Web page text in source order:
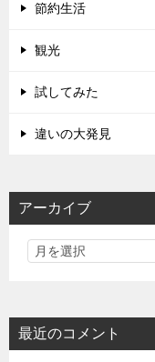
節約生活
観光
試してみた
違いの大発見
アーカイブ
最近のコメント